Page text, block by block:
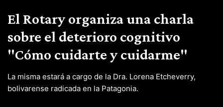
El Rotary organiza una charla
sobre el deterioro cognitivo
"Cómo cuidarte y cuidarme"
La misma estará a cargo de la Dra. Lorena Etcheverry,
bolivarense radicada en la Patagonia.